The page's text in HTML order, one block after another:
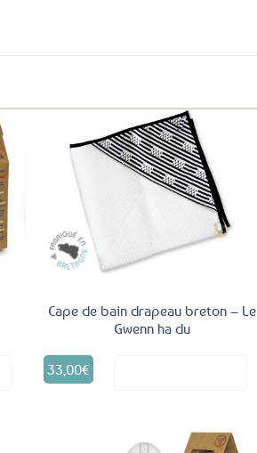
favoris
Cape de bain drapeau breton – Le
Gwenn ha du
33,00€